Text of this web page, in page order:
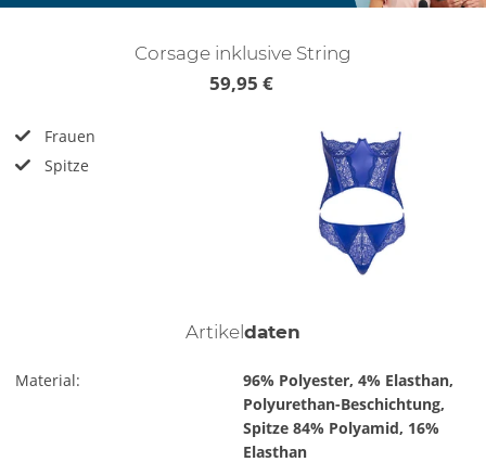
Corsage inklusive String
59,95 €
Frauen
Spitze
Artikeldaten
Material:
96% Polyester, 4% Elasthan,
Polyurethan-Beschichtung,
Spitze 84% Polyamid, 16%
Elasthan